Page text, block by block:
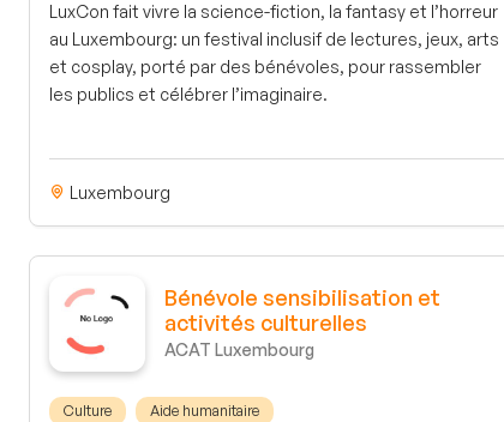
LuxCon fait vivre la science-fiction, la fantasy et l’horreur
au Luxembourg: un festival inclusif de lectures, jeux, arts
et cosplay, porté par des bénévoles, pour rassembler
les publics et célébrer l’imaginaire.
Luxembourg
Bénévole sensibilisation et
activités culturelles
ACAT Luxembourg
Culture Aide humanitaire